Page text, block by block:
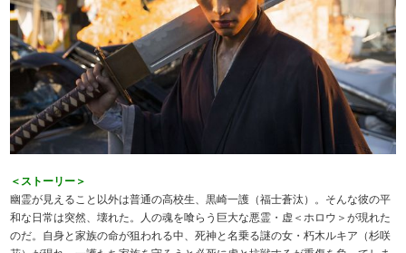
＜ストーリー＞
幽霊が見えること以外は普通の高校生、黒崎一護（福士蒼汰）。そんな彼の平
和な日常は突然、壊れた。人の魂を喰らう巨大な悪霊・虚＜ホロウ＞が現れた
のだ。自身と家族の命が狙われる中、死神と名乗る謎の女・朽木ルキア（杉咲